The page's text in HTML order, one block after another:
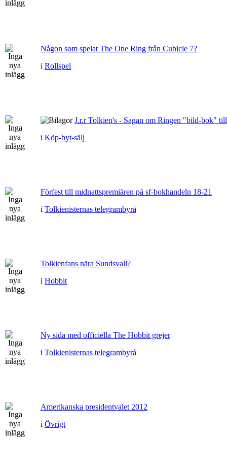
Någon som spelat The One Ring från Cubicle 7?
i Rollspel
J.r.r Tolkien's - Sagan om Ringen "bild-bok"
i Köp-byt-sälj
Förfest till midnattspremiären på sf-bokhandeln 18-21
i Tolkienisternas telegrambyrå
Tolkienfans nära Sundsvall?
i Hobbit
Ny sida med officiella The Hobbit grejer
i Tolkienisternas telegrambyrå
Amerikanska presidentvalet 2012
i Övrigt